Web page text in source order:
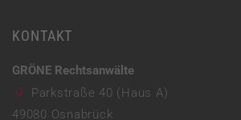
KONTAKT
GRÖNE Rechtsanwälte
Parkstraße 40 (Haus A)
49080 Osnabrück